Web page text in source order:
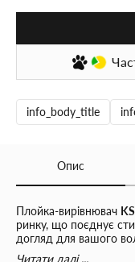
info_body_title
Опис
Плойка-вирівнювач KS
ринку, що поєднує
догляд для вашого
Завдяки
Читати далі ...